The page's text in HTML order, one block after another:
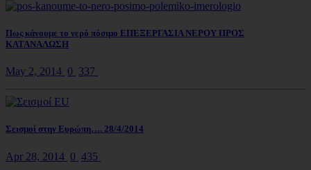
Πως κάνουμε το νερό πόσιμο ΕΠΕΞΕΡΓΑΣΙΑ ΝΕΡΟΥ ΠΡΟΣ
ΚΑΤΑΝΑΛΩΣΗ
May 2, 2014 0 337
Σεισμοί στην Ευρώπη…. 28/4/2014
Apr 28, 2014 0 435